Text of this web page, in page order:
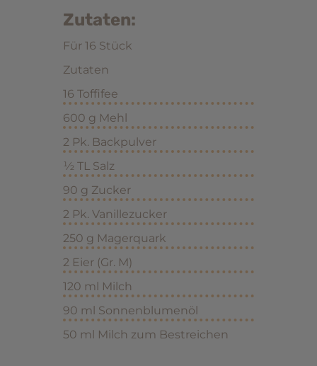
Zutaten:
Für 16 Stück
Zutaten
16 Toffifee
600 g Mehl
2 Pk. Backpulver
½ TL Salz
90 g Zucker
2 Pk. Vanillezucker
250 g Magerquark
2 Eier (Gr. M)
120 ml Milch
90 ml Sonnenblumenöl
50 ml Milch zum Bestreichen